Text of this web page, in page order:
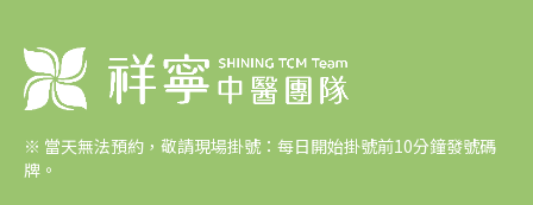
※ 當天無法預約，敬請現場掛號：每日開始掛號前10分鐘發號碼
牌。